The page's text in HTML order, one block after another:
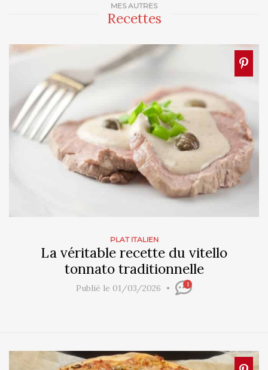
MES AUTRES
Recettes
PLAT ITALIEN
La véritable recette du vitello
tonnato traditionnelle
Publié le 01/03/2026 1